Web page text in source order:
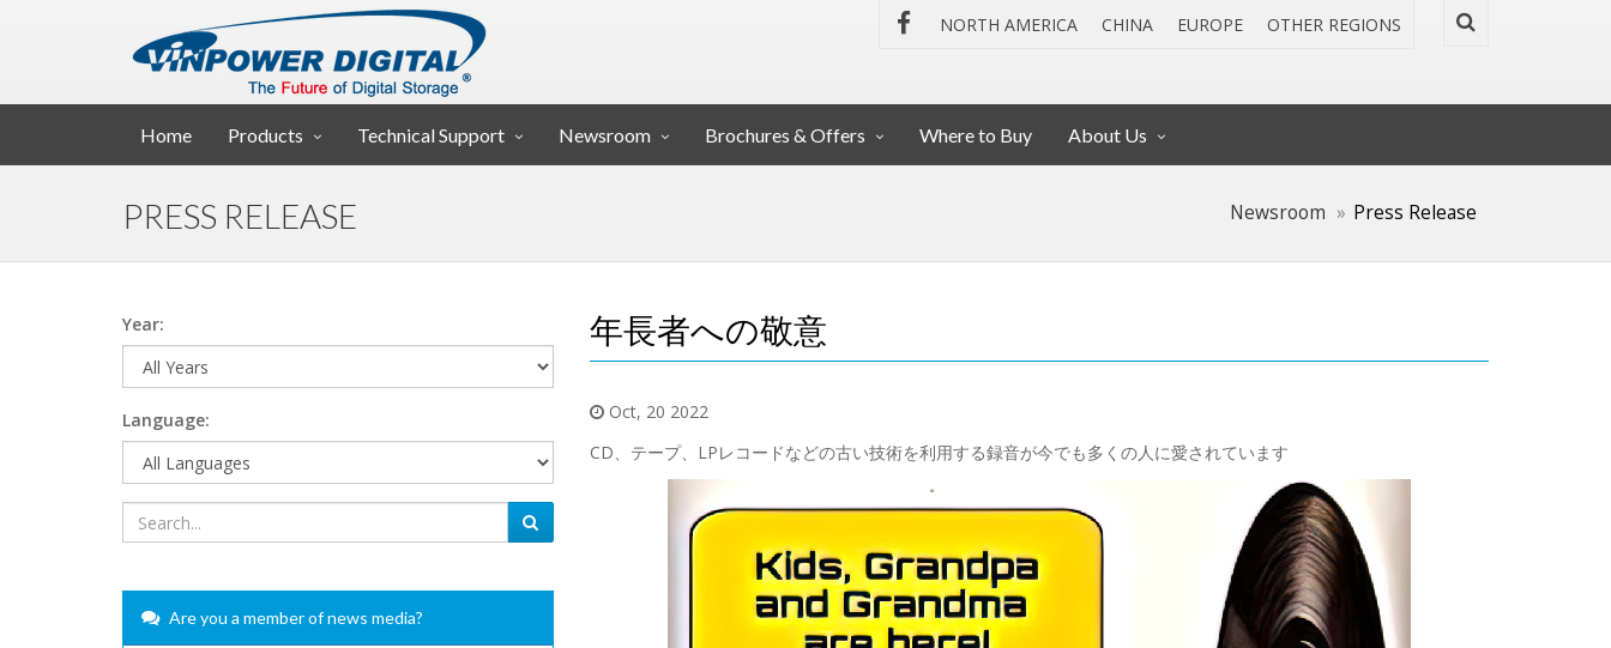
NORTH AMERICA CHINA EUROPE OTHER REGIONS
Home Products Technical Support Newsroom Brochures & Offers Where to Buy About Us
PRESS RELEASE Newsroom Press Release
年長者への敬意
Oct, 20 2022
CD、テープ、LPレコードなどの古い技術を利用する録音が今でも多くの人に愛されています
Year:
Language:
Are you a member of news media?